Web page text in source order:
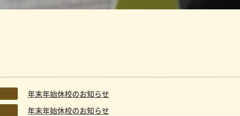
年末年始休校のお知らせ
年末年始休校のお知らせ